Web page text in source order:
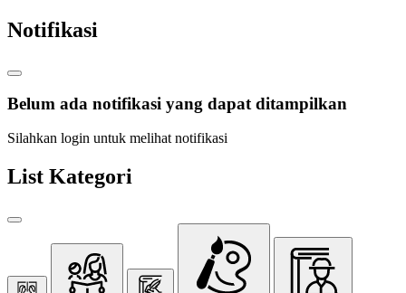
Notifikasi
Belum ada notifikasi yang dapat ditampilkan
Silahkan login untuk melihat notifikasi
List Kategori